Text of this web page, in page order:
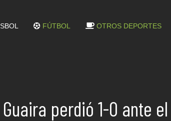
FÚTBOL OTROS DEPORTES
perdió 1-0 ante